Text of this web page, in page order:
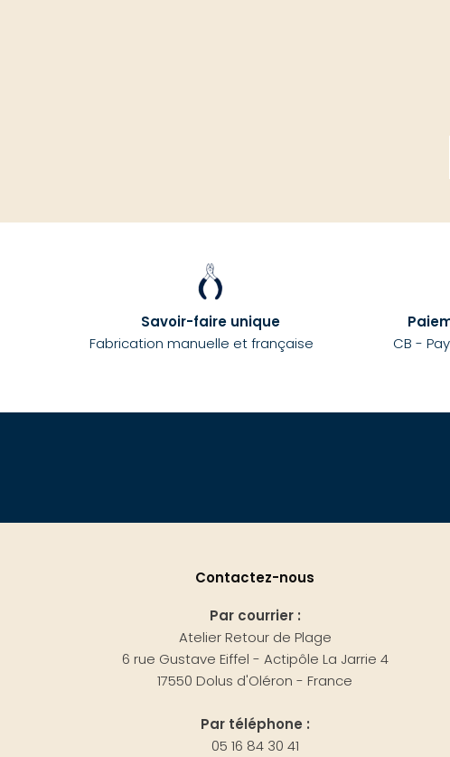
Savoir-faire unique
Fabrication manuelle et française
CB -
Contactez-nous
Par courrier :
Atelier Retour de Plage
6 rue Gustave Eiffel - Actipôle La Jarrie 4
17550 Dolus d'Oléron - France
Par téléphone :
05 16 84 30 41